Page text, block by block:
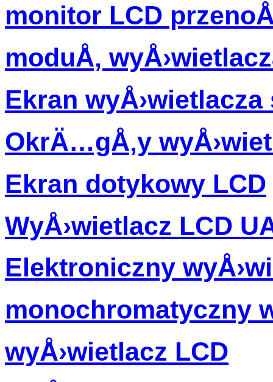
monitor LCD
moduÅ‚
Ekran
OkrÄ…gÅ‚y
Ekran dotykowy LCD
WyÅ›wietlacz LCD
Elektroniczny
monochromatyczny
wyÅ›wietlacz LCD